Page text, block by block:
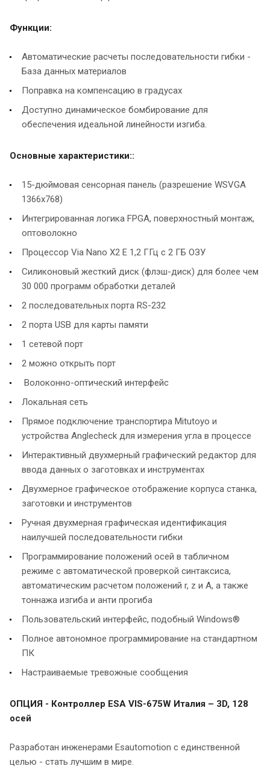
Функции:
Автоматические расчеты последовательности гибки -
База данных материалов
Поправка на компенсацию в градусах
Доступно динамическое бомбирование для
обеспечения идеальной линейности изгиба.
Основные характеристики::
15-дюймовая сенсорная панель (разрешение WSVGA
1366x768)
Интегрированная логика FPGA, поверхностный монтаж,
оптоволокно
Процессор Via Nano X2 E 1,2 ГГц с 2 ГБ ОЗУ
Силиконовый жесткий диск (флэш-диск) для более чем
30 000 программ обработки деталей
2 последовательных порта RS-232
2 порта USB для карты памяти
1 сетевой порт
2 можно открыть порт
Волоконно-оптический интерфейс
Локальная сеть
Прямое подключение транспортира Mitutoyo и
устройства Anglecheck для измерения угла в процессе
Интерактивный двухмерный графический редактор для
ввода данных о заготовках и инструментах
Двухмерное графическое отображение корпуса станка,
заготовки и инструментов
Ручная двухмерная графическая идентификация
наилучшей последовательности гибки
Программирование положений осей в табличном
режиме с автоматической проверкой синтаксиса,
автоматическим расчетом положений r, z и A, а также
тоннажа изгиба и анти прогиба
Пользовательский интерфейс, подобный Windows®
Полное автономное программирование на стандартном
ПК
Настраиваемые тревожные сообщения
ОПЦИЯ - Контроллер ESA VIS-675W Италия – 3D, 128
осей
Разработан инженерами Esautomotion с единственной
целью - стать лучшим в мире.